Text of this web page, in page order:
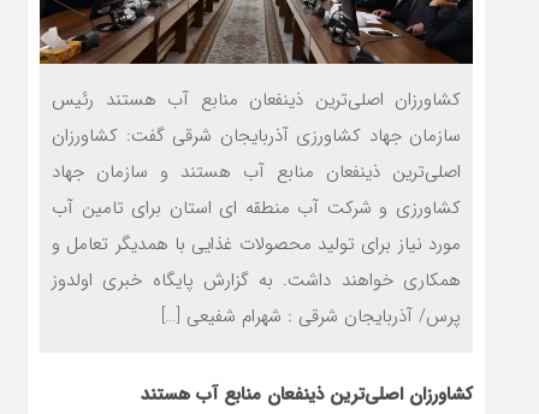
کشاورزان اصلی‌ترین ذینفعان منابع آب هستند رئیس
سازمان جهاد کشاورزی آذربایجان شرقی گفت: کشاورزان
اصلی‌ترین ذینفعان منابع آب هستند و سازمان جهاد
کشاورزی و شرکت آب منطقه ای استان برای تامین آب
مورد نیاز برای تولید محصولات غذایی با همدیگر تعامل و
همکاری خواهند داشت. به گزارش پایگاه خبری اولدوز
پرس/ آذربایجان شرقی : شهرام شفیعی […]
کشاورزان اصلی‌ترین ذینفعان منابع آب هستند